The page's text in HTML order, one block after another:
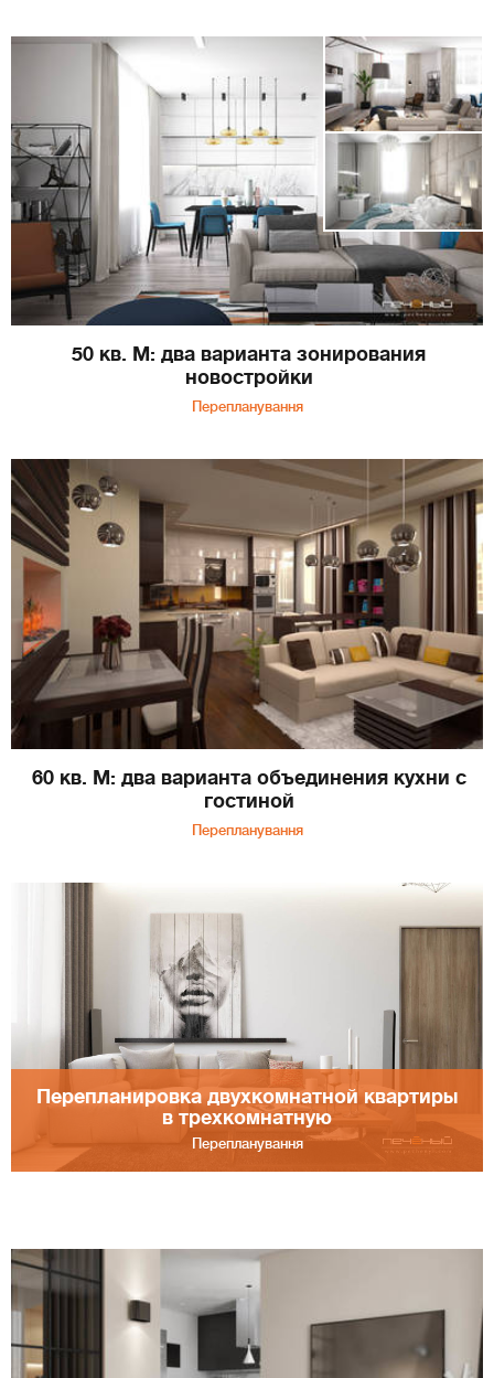
50 кв. М: два варианта зонирования
новостройки
Перепланування
60 кв. М: два варианта объединения кухни с
гостиной
Перепланування
Перепланировка двухкомнатной квартиры
в трехкомнатную
Перепланування